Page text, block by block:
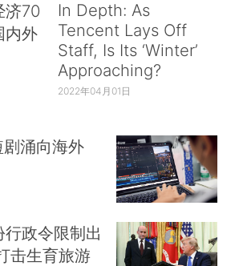
济70
内外
In Depth: As
Tencent Lays Off
Staff, Is Its ‘Winter’
Approaching?
2022年04月01日
涌向海外
政令限制出
击生育旅游